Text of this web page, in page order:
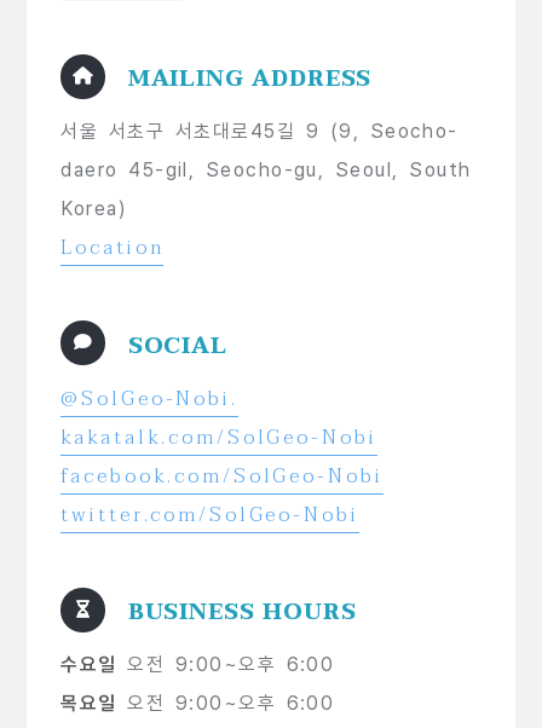
MAILING ADDRESS
서울 서초구 서초대로45길 9 (9, Seocho-
daero 45-gil, Seocho-gu, Seoul, South
Korea)
Location
SOCIAL
@SolGeo-Nobi.
kakatalk.com/SolGeo-Nobi
facebook.com/SolGeo-Nobi
twitter.com/SolGeo-Nobi
BUSINESS HOURS
수요일 오전 9:00~오후 6:00
목요일 오전 9:00~오후 6:00